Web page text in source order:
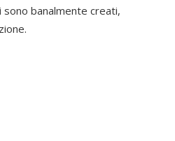
banalmente creati,